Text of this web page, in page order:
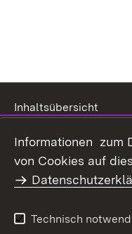
Inhaltsübersicht
Benutzungshinweise
Informationen zum
von Cookies auf
Technisch